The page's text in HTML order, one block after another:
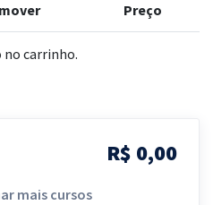
Preço
carrinho.
R$ 0,00
mais cursos